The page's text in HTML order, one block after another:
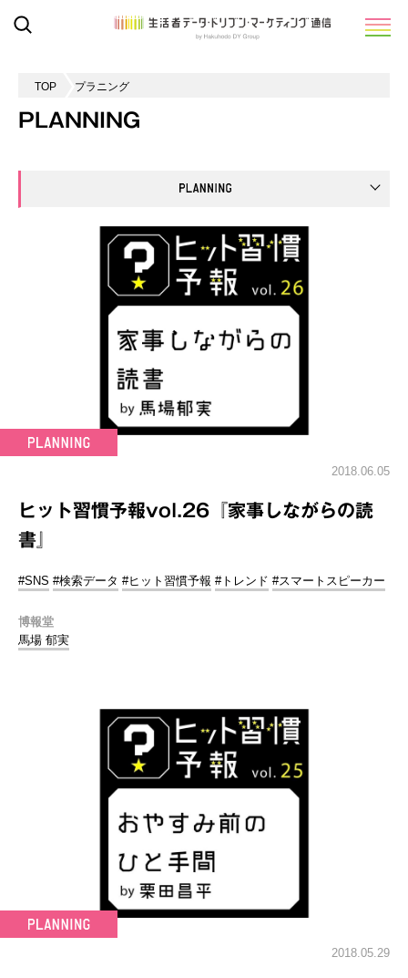
TOP プラニング
PLANNING
2018.06.05
ヒット習慣予報vol.26『家事しながらの読
書』
#SNS #検索データ #ヒット習慣予報 #トレンド #スマートスピーカー
博報堂
馬場 郁実
2018.05.29